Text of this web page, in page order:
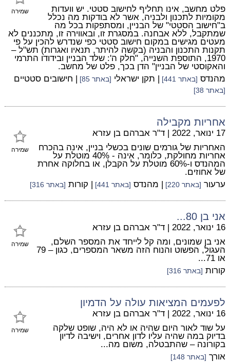
שמירה
פלט מחשב, אינו תחליף לחישוב סטטי. יש וועדות
מקומיות לתכנון ולבניה, אשר לא בודקות מה נכלל
ב"חישוב הסטטי" של הבניין, ומסתפקות בכל מה
שמתקבל, ללא אבחנה. במסגרת זו, ובאווירה זו, מתכננים לא
מעטים מגישים במקום חישוב סטטי כפי שנדרש להכין על פי
תקנות התכנון והבניה (בקשה להיתר, תנאיו ואגרות) תש"ל –
1970, התוספת השנייה, "חלק ה': שלד הבניין ובידודו התרמי
והאקוסטי של הבניין" הדן בכך, פלט של מחשב.
מהנדס [באתר 441] | תקן ישראלי [באתר 85] | חישובים סטטיים
[באתר 38]
אחריות מקבילה
שמירה
17 ינואר, 2022 | ד"ר אברהם בן עזרא
האחריות של גורמים שונים בכשלי בניין, אינה בהכרח
אחריות מחולקת, כלומר, אינה - 40% מוטלת על
המהנדס ו-60% מוטלת על הקבלן, או בחלוקה אחרת
של אחוזים.
ערעור [באתר 220] | מהנדס [באתר 441] | קורות [באתר 316]
אני בן 80...
שמירה
16 ינואר, 2022 | ד"ר אברהם בן עזרא
אני בן שמונים, ומה קל לייחד את המספר השלם,
העגול, הפשוט והנוח הזה משאר המספרים, כגון – 79
או 71...
קורות [באתר 316]
לפעמים המציאות עולה על הדמיון
שמירה
16 ינואר, 2022 | ד"ר אברהם בן עזרא
על שוד לאור היום שהיה או לא היה, שופט שלקה
בדיוק במה שהיה עליו לדון אחרים, וישיבה לדיון
בקורונה – שהתבטלה, משום מה...
אורך [באתר 148]